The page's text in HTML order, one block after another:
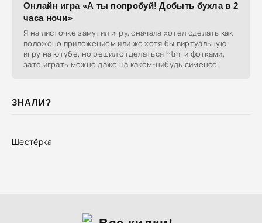
Онлайн игра «А ты попробуй! Добыть бухла в 2
часа ночи»
Я на листочке замутил игру, сначала хотел сделать как
положено приложением или же хотя бы виртуальную
игру на ютубе, но решил отделаться html и фотками,
зато играть можно даже на каком-нибудь сименсе.
ЗНАЛИ?
Шестёрка